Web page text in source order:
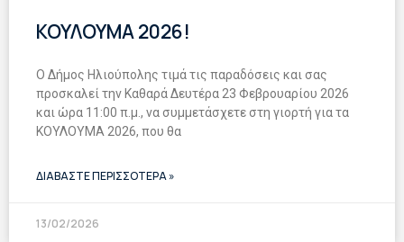
ΚΟΥΛΟΥΜΑ 2026!
O Δήμος Ηλιούπολης τιμά τις παραδόσεις και σας
προσκαλεί την Καθαρά Δευτέρα 23 Φεβρουαρίου 2026
και ώρα 11:00 π.μ., να συμμετάσχετε στη γιορτή για τα
ΚΟΥΛΟΥΜΑ 2026, που θα
ΔΙΑΒΑΣΤΕ ΠΕΡΙΣΣΟΤΕΡΑ »
13/02/2026